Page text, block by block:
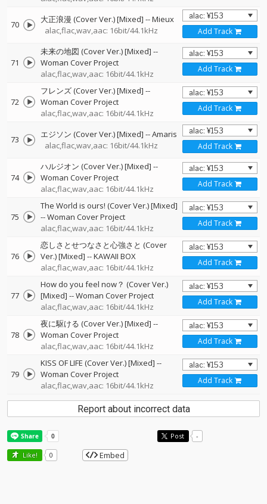
70 大正浪漫 (Cover Ver.) [Mixed] --Mieux
alac,flac,wav,aac: 16bit/44.1kHz
Add Track
71
未来の地図 (Cover Ver.) [Mixed] --
Woman Cover Project
alac,flac,wav,aac: 16bit/44.1kHz
Add Track
72
フレンズ (Cover Ver.) [Mixed] --
Woman Cover Project
alac,flac,wav,aac: 16bit/44.1kHz
Add Track
73 エジソン (Cover Ver.) [Mixed] --Amaris
alac,flac,wav,aac: 16bit/44.1kHz
Add Track
74
ハルジオン (Cover Ver.) [Mixed] --
Woman Cover Project
alac,flac,wav,aac: 16bit/44.1kHz
Add Track
75
The World is ours! (Cover Ver.) [Mixed]
--Woman Cover Project
alac,flac,wav,aac: 16bit/44.1kHz
Add Track
76
恋しさとせつなさと心強さと (Cover
Ver.) [Mixed] --KAWAII BOX
alac,flac,wav,aac: 16bit/44.1kHz
Add Track
77
How do you feel now？ (Cover Ver.)
[Mixed] --Woman Cover Project
alac,flac,wav,aac: 16bit/44.1kHz
Add Track
78
夜に駆ける (Cover Ver.) [Mixed] --
Woman Cover Project
alac,flac,wav,aac: 16bit/44.1kHz
Add Track
79
KISS OF LIFE (Cover Ver.) [Mixed] --
Woman Cover Project
alac,flac,wav,aac: 16bit/44.1kHz
Add Track
Report about incorrect data
Post -
Like! 0 Embed